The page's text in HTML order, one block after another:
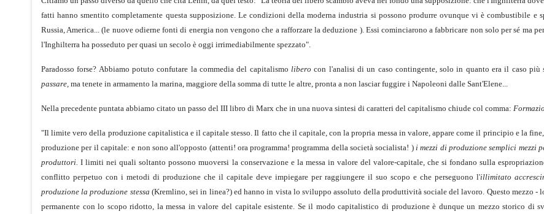
fatti hanno smentito completamente questa supposizione. Le condizioni della moderna industria si possono produrre ovunque vi è combustibile e
Russia, America... (le nuove odierne fonti di energia non vengono che a rafforzare la deduzione ). Essi cominciarono a fabbricare non solo per sé ma
l'Inghilterra ha posseduto per quasi un secolo è oggi irrimediabilmente spezzato".
Paradosso forse? Abbiamo potuto confutare la commedia del capitalismo libero con l'analisi di un caso contingente, solo in quanto era il caso più
passare, ma tenete in armamento la marina, maggiore della somma di tutte le altre, pronta a non lasciar fuggire i Napoleoni dalle Sant'Elene...
Nella precedente puntata abbiamo citato un passo del III libro di Marx che in una nuova sintesi di caratteri del capitalismo chiude col comma:
"Il limite vero della produzione capitalistica e il capitale stesso. Il fatto che il capitale, con la propria messa in valore, appare come il principio e la
produzione per il capitale: e non sono all'opposto (attenti! ora programma! programma della società socialista! ) i mezzi di produzione semplici mezzi
produttori.I limiti nei quali soltanto possono muoversi la conservazione e la messa in valore del valore-capitale, che si fondano sulla
conflitto perpetuo con i metodi di produzione che il capitale deve impiegare per raggiungere il suo scopo e che perseguono l'illimitato
produzione la produzione stessa (Kremlino, sei in linea?) ed hanno in vista lo sviluppo assoluto della produttività sociale del lavoro. Questo mezzo
permanente con lo scopo ridotto, la messa in valore del capitale esistente. Se il modo capitalistico di produzione è dunque un mezzo storico di